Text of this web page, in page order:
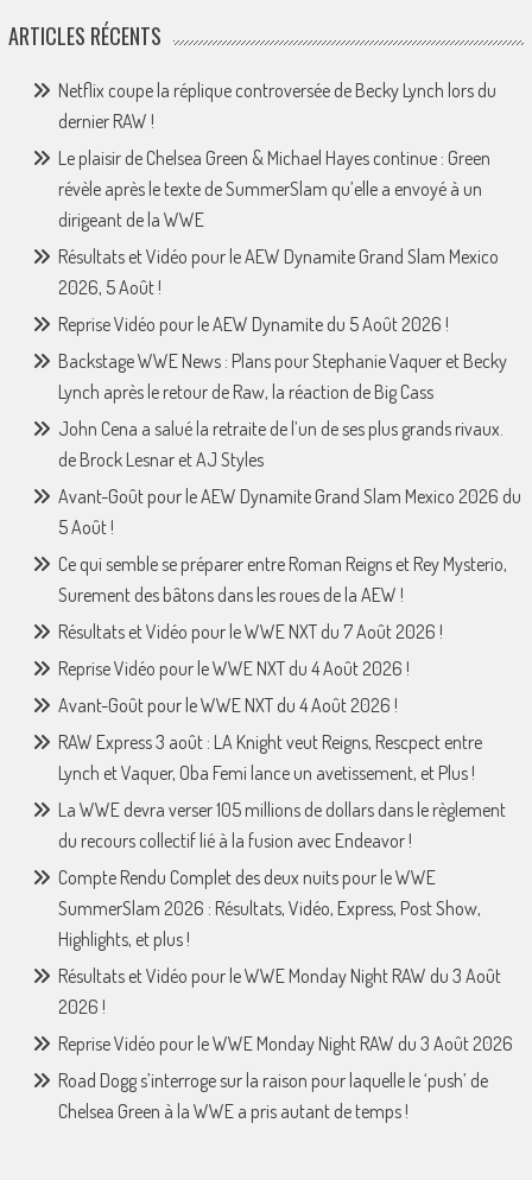
ARTICLES RÉCENTS
Netflix coupe la réplique controversée de Becky Lynch lors du
dernier RAW !
Le plaisir de Chelsea Green & Michael Hayes continue : Green
révèle après le texte de SummerSlam qu’elle a envoyé à un
dirigeant de la WWE
Résultats et Vidéo pour le AEW Dynamite Grand Slam Mexico
2026, 5 Août !
Reprise Vidéo pour le AEW Dynamite du 5 Août 2026 !
Backstage WWE News : Plans pour Stephanie Vaquer et Becky
Lynch après le retour de Raw, la réaction de Big Cass
John Cena a salué la retraite de l’un de ses plus grands rivaux.
de Brock Lesnar et AJ Styles
Avant-Goût pour le AEW Dynamite Grand Slam Mexico 2026 du
5 Août !
Ce qui semble se préparer entre Roman Reigns et Rey Mysterio,
Surement des bâtons dans les roues de la AEW !
Résultats et Vidéo pour le WWE NXT du 7 Août 2026 !
Reprise Vidéo pour le WWE NXT du 4 Août 2026 !
Avant-Goût pour le WWE NXT du 4 Août 2026 !
RAW Express 3 août : LA Knight veut Reigns, Rescpect entre
Lynch et Vaquer, Oba Femi lance un avetissement, et Plus !
La WWE devra verser 105 millions de dollars dans le règlement
du recours collectif lié à la fusion avec Endeavor !
Compte Rendu Complet des deux nuits pour le WWE
SummerSlam 2026 : Résultats, Vidéo, Express, Post Show,
Highlights, et plus !
Résultats et Vidéo pour le WWE Monday Night RAW du 3 Août
2026 !
Reprise Vidéo pour le WWE Monday Night RAW du 3 Août 2026
Road Dogg s’interroge sur la raison pour laquelle le ‘push’ de
Chelsea Green à la WWE a pris autant de temps !